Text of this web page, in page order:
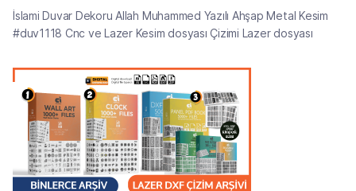
İslami Duvar Dekoru Allah Muhammed Yazılı Ahşap Metal Kesim
#duv1118 Cnc ve Lazer Kesim dosyası Çizimi Lazer dosyası